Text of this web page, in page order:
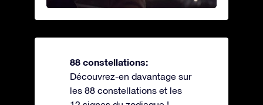
88 constellations:
Découvrez-en davantage sur
les 88 constellations et les